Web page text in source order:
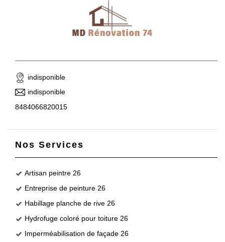
indisponible
indisponible
8484066820015
Nos Services
Artisan peintre 26
Entreprise de peinture 26
Habillage planche de rive 26
Hydrofuge coloré pour toiture 26
Imperméabilisation de façade 26